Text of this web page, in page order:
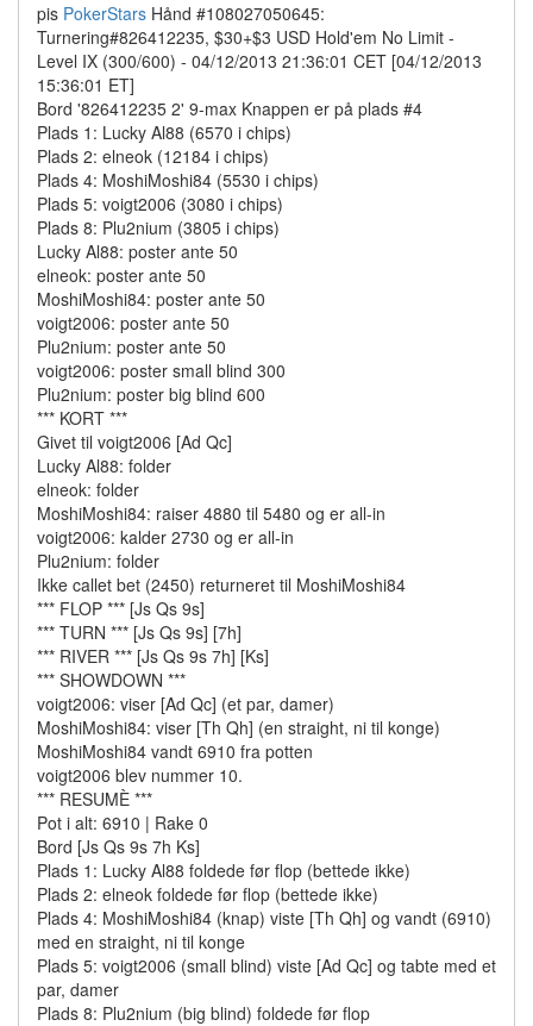
pis PokerStars Hånd #108027050645:
Turnering#826412235, $30+$3 USD Hold'em No Limit -
Level IX (300/600) - 04/12/2013 21:36:01 CET [04/12/2013
15:36:01 ET]
Bord '826412235 2' 9-max Knappen er på plads #4
Plads 1: Lucky Al88 (6570 i chips)
Plads 2: elneok (12184 i chips)
Plads 4: MoshiMoshi84 (5530 i chips)
Plads 5: voigt2006 (3080 i chips)
Plads 8: Plu2nium (3805 i chips)
Lucky Al88: poster ante 50
elneok: poster ante 50
MoshiMoshi84: poster ante 50
voigt2006: poster ante 50
Plu2nium: poster ante 50
voigt2006: poster small blind 300
Plu2nium: poster big blind 600
*** KORT ***
Givet til voigt2006 [Ad Qc]
Lucky Al88: folder
elneok: folder
MoshiMoshi84: raiser 4880 til 5480 og er all-in
voigt2006: kalder 2730 og er all-in
Plu2nium: folder
Ikke callet bet (2450) returneret til MoshiMoshi84
*** FLOP *** [Js Qs 9s]
*** TURN *** [Js Qs 9s] [7h]
*** RIVER *** [Js Qs 9s 7h] [Ks]
*** SHOWDOWN ***
voigt2006: viser [Ad Qc] (et par, damer)
MoshiMoshi84: viser [Th Qh] (en straight, ni til konge)
MoshiMoshi84 vandt 6910 fra potten
voigt2006 blev nummer 10.
*** RESUMÈ ***
Pot i alt: 6910 | Rake 0
Bord [Js Qs 9s 7h Ks]
Plads 1: Lucky Al88 foldede før flop (bettede ikke)
Plads 2: elneok foldede før flop (bettede ikke)
Plads 4: MoshiMoshi84 (knap) viste [Th Qh] og vandt (6910)
med en straight, ni til konge
Plads 5: voigt2006 (small blind) viste [Ad Qc] og tabte med et
par, damer
Plads 8: Plu2nium (big blind) foldede før flop